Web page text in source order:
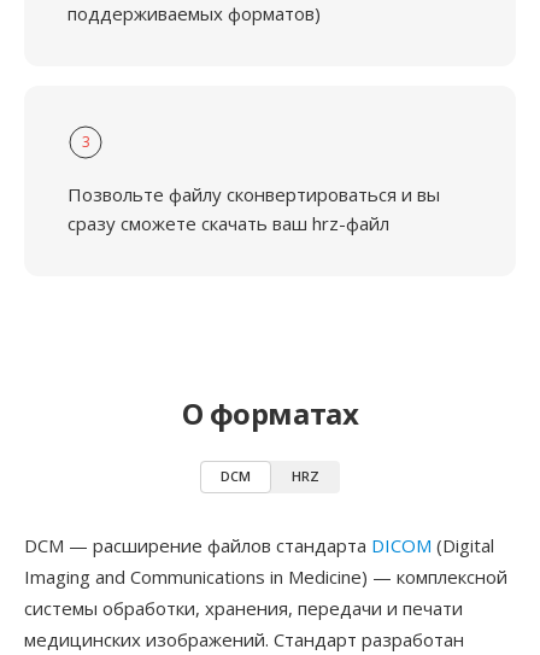
поддерживаемых форматов)
3
Позвольте файлу сконвертироваться и вы
сразу сможете скачать ваш hrz-файл
О форматах
DCM HRZ
DCM — расширение файлов стандарта DICOM (Digital
Imaging and Communications in Medicine) — комплексной
системы обработки, хранения, передачи и печати
медицинских изображений. Стандарт разработан